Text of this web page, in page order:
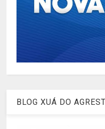
BLOG XUÁ DO